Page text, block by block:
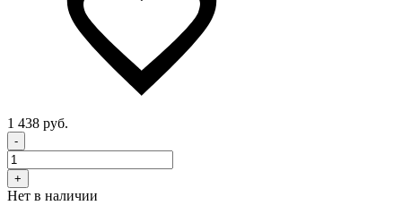
1 438 руб.
-
+
Нет в наличии